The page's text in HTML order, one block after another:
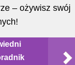
– ożywisz swój